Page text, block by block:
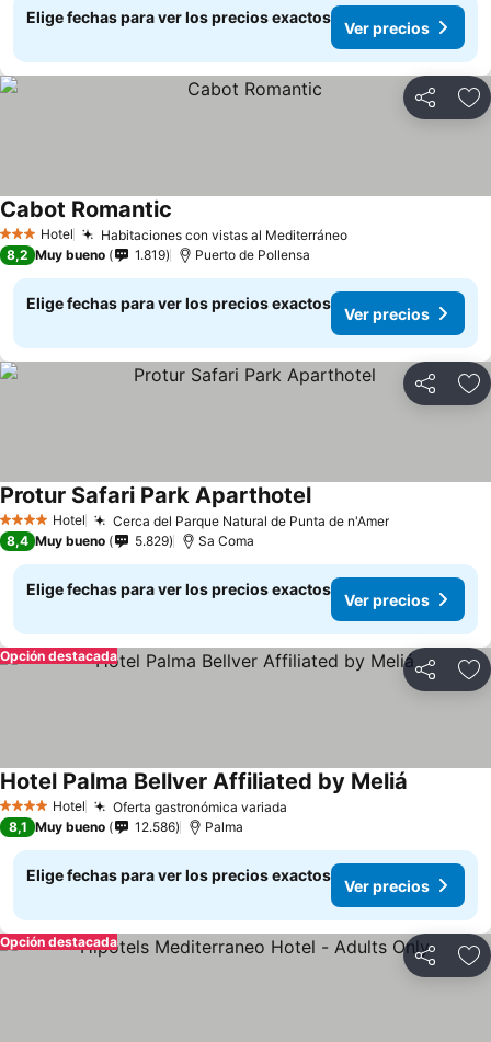
Elige fechas para ver los precios exactos
Ver precios
Compartir
3 Estrellas
Hotel Habitaciones con vistas al Mediterráneo
Cabot Romantic
8,2 Muy bueno 1.819 Puerto de Pollensa
Elige fechas para ver los precios exactos
Ver precios
Compartir
4 EstrellasHotel Cerca del Parque Natural de Punta de n'Amer
Protur Safari Park Aparthotel
8,4 Muy bueno 5.829 Sa Coma
Elige fechas para ver los precios exactos
Ver precios
Compartir
Opción destacada
4 EstrellasHotel Oferta gastronómica variada
Hotel Palma Bellver Affiliated by Meliá
8,1 Muy bueno 12.586 Palma
Elige fechas para ver los precios exactos
Ver precios
Compartir
Opción destacada